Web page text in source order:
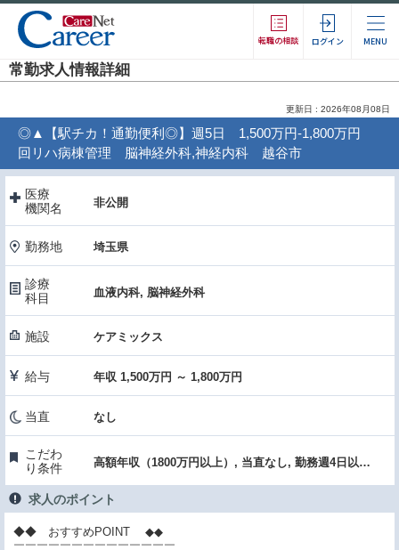
転職の相談 ログイン MENU
常勤求人情報詳細
更新日 : 2026年08月08日
◎▲【駅チカ！通勤便利◎】週5日 1,500万円-1,800万円
回リハ病棟管理 脳神経外科,神経内科 越谷市
医療
機関名
非公開
勤務地 埼玉県
診療
科目
血液内科, 脳神経外科
施設 ケアミックス
給与 年収 1,500万円 ～ 1,800万円
当直 なし
こだわ
り条件
高額年収（1800万円以上）, 当直なし, 勤務週4日以下, 駅チカ・通勤便利
求人のポイント
◆◆ おすすめPOINT ◆◆